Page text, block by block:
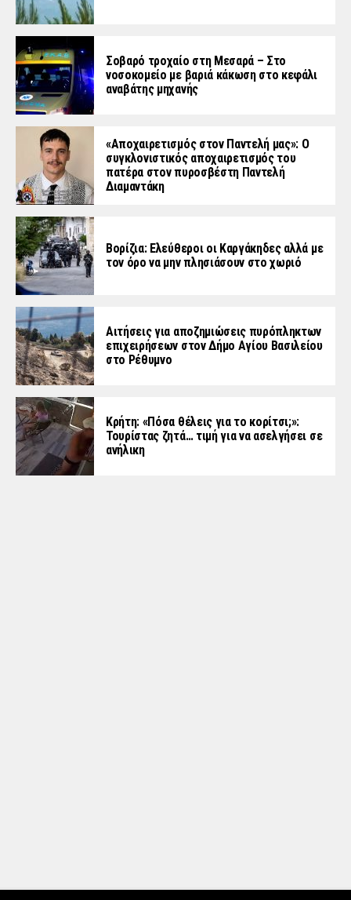
Σοβαρό τροχαίο στη Μεσαρά – Στο
νοσοκομείο με βαριά κάκωση στο κεφάλι
αναβάτης μηχανής
«Aποχαιρετισμός στον Παντελή μας»: Ο
συγκλονιστικός αποχαιρετισμός του
πατέρα στον πυροσβέστη Παντελή
Διαμαντάκη
Βορίζια: Ελεύθεροι οι Καργάκηδες αλλά με
τον όρο να μην πλησιάσουν στο χωριό
Αιτήσεις για αποζημιώσεις πυρόπληκτων
επιχειρήσεων στον Δήμο Αγίου Βασιλείου
στο Ρέθυμνο
Κρήτη: «Πόσα θέλεις για το κορίτσι;»:
Τουρίστας ζητά… τιμή για να ασελγήσει σε
ανήλικη